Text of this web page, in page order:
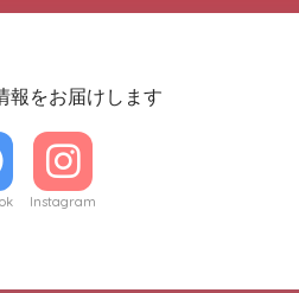
報をお届けします
Instagram